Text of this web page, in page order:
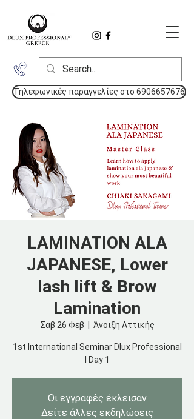
Τηλεφωνικές παραγγελίες στο 6906657676
LAMINATION ALA
JAPANESE, Lower
lash lift & Brow
Lamination
Σάβ 26 Φεβ Άνοιξη Αττικής
1st International Seminar Dlux Professional
I Day 1
Οι εγγραφές έκλεισαν
Δείτε άλλες εκδηλώσεις